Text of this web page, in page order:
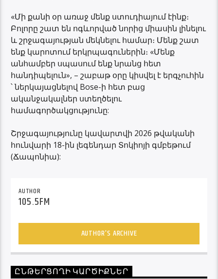
«Մի քանի օր առաջ մենք ստուդիայում էինք։
Բոլորը շատ են ոգևորված նորից միասին լինելու
և շրջագայության մեկնելու համար։ Մենք շատ
ենք կարոտում երկրպագուներին։ «Մենք
անհամբեր սպասում ենք նրանց հետ
հանդիպելուն», – շաբաթ օրը կիսվել է երգչուհին
՝ ներկայացնելով Bose-ի հետ բաց
ականջակալներ ստեղծելու
համագործակցությունը:
Շրջագայությունը կավարտվի 2026 թվականի
հունվարի 18-ին լեգենդար Տոկիոյի գմբեթում
(Ճապոնիա):
AUTHOR
105.5FM
AUTHOR'S ARCHIVE
ԸՆԹԵՐՑՈՂԻ ԿԱՐԾԻՔՆԵՐ